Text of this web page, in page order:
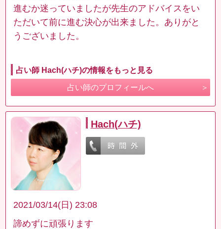
進むか迷っていましたが先生のアドバイスをい
ただいて前に進む決心が出来ました。ありがと
うございました。
占い師 Hach(ハチ)の情報をもっと見る
占い師のプロフィールへ
Hach(ハチ)
2021/03/14(日) 23:08
諦めずに頑張ります